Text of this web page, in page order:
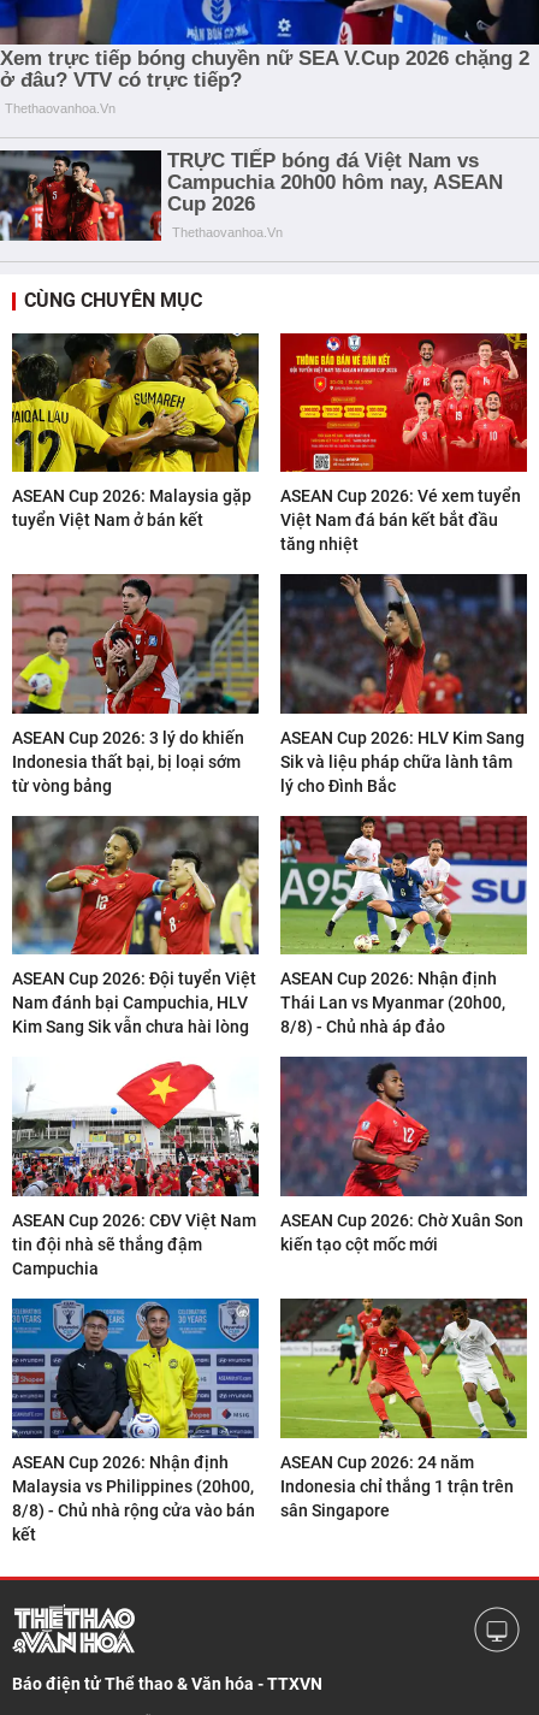
CÙNG CHUYÊN MỤC
ASEAN Cup 2026: Malaysia gặp
tuyển Việt Nam ở bán kết
ASEAN Cup 2026: Vé xem tuyển
Việt Nam đá bán kết bắt đầu
tăng nhiệt
ASEAN Cup 2026: 3 lý do khiến
Indonesia thất bại, bị loại sớm
từ vòng bảng
ASEAN Cup 2026: HLV Kim Sang
Sik và liệu pháp chữa lành tâm
lý cho Đình Bắc
ASEAN Cup 2026: Đội tuyển Việt
Nam đánh bại Campuchia, HLV
Kim Sang Sik vẫn chưa hài lòng
ASEAN Cup 2026: Nhận định
Thái Lan vs Myanmar (20h00,
8/8) - Chủ nhà áp đảo
ASEAN Cup 2026: CĐV Việt Nam
tin đội nhà sẽ thắng đậm
Campuchia
ASEAN Cup 2026: Chờ Xuân Son
kiến tạo cột mốc mới
ASEAN Cup 2026: Nhận định
Malaysia vs Philippines (20h00,
8/8) - Chủ nhà rộng cửa vào bán
kết
ASEAN Cup 2026: 24 năm
Indonesia chỉ thắng 1 trận trên
sân Singapore
Báo điện tử Thể thao & Văn hóa - TTXVN